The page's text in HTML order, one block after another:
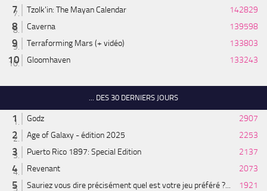
Tzolk'in: The Mayan Calendar
142829
Caverna
139598
Terraforming Mars (+ vidéo)
133803
Gloomhaven
133243
... DES 30 DERNIERS JOURS
Godz
2907
Age of Galaxy - édition 2025
2253
Puerto Rico 1897: Special Edition
2137
Revenant
2073
Sauriez vous dire précisément quel est votre jeu préféré ?...
1921